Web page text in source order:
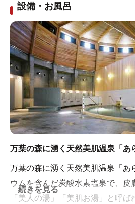
設備・お風呂
万葉の森に湧く天然美肌温泉「あ
万葉の森に湧く天然美肌温泉「あ
ウムを含んだ炭酸水素塩泉で、皮
「美人の湯」「美肌お湯」と呼ば
続きを見る